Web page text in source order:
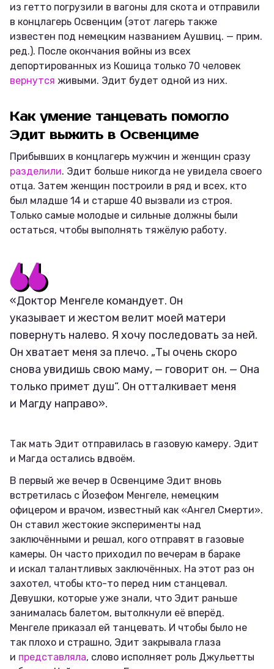
из гетто погрузили в вагоны для скота и отправили
в концлагерь Освенцим (этот лагерь также
известен под немецким названием Аушвиц. — прим.
ред.). После окончания войны из всех
депортированных из Кошица только 70 человек
вернутся живыми. Эдит будет одной из них.
Как умение танцевать помогло
Эдит выжить в Освенциме
Прибывших в концлагерь мужчин и женщин сразу
разделили. Эдит больше никогда не увидела своего
отца. Затем женщин построили в ряд и всех, кто
был младше 14 и старше 40 вызвали из строя.
Только самые молодые и сильные должны были
остаться, чтобы выполнять тяжёлую работу.
«Доктор Менгеле командует. Он
указывает и жестом велит моей матери
повернуть налево. Я хочу последовать за ней.
Он хватает меня за плечо. „Ты очень скоро
снова увидишь свою маму, — говорит он. — Она
только примет душ“. Он отталкивает меня
и Магду направо».
Так мать Эдит отправилась в газовую камеру. Эдит
и Магда остались вдвоём.
В первый же вечер в Освенциме Эдит вновь
встретилась с Йозефом Менгеле, немецким
офицером и врачом, известный как «Ангел Смерти».
Он ставил жестокие эксперименты над
заключёнными и решал, кого отправят в газовые
камеры. Он часто приходил по вечерам в бараке
и искал талантливых заключённых. На этот раз он
захотел, чтобы кто-то перед ним станцевал.
Девушки, которые уже знали, что Эдит раньше
занималась балетом, вытолкнули её вперёд.
Менгеле приказал ей танцевать. И чтобы было не
так плохо и страшно, Эдит закрывала глаза
и представляла, слово исполняет роль Джульетты